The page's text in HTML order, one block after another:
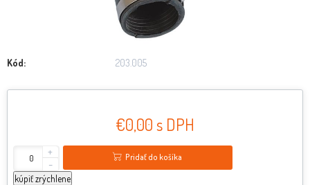
Kód: 203.005
€0,00 s DPH
+
-
Pridať do košíka
kúpiť zrýchlene